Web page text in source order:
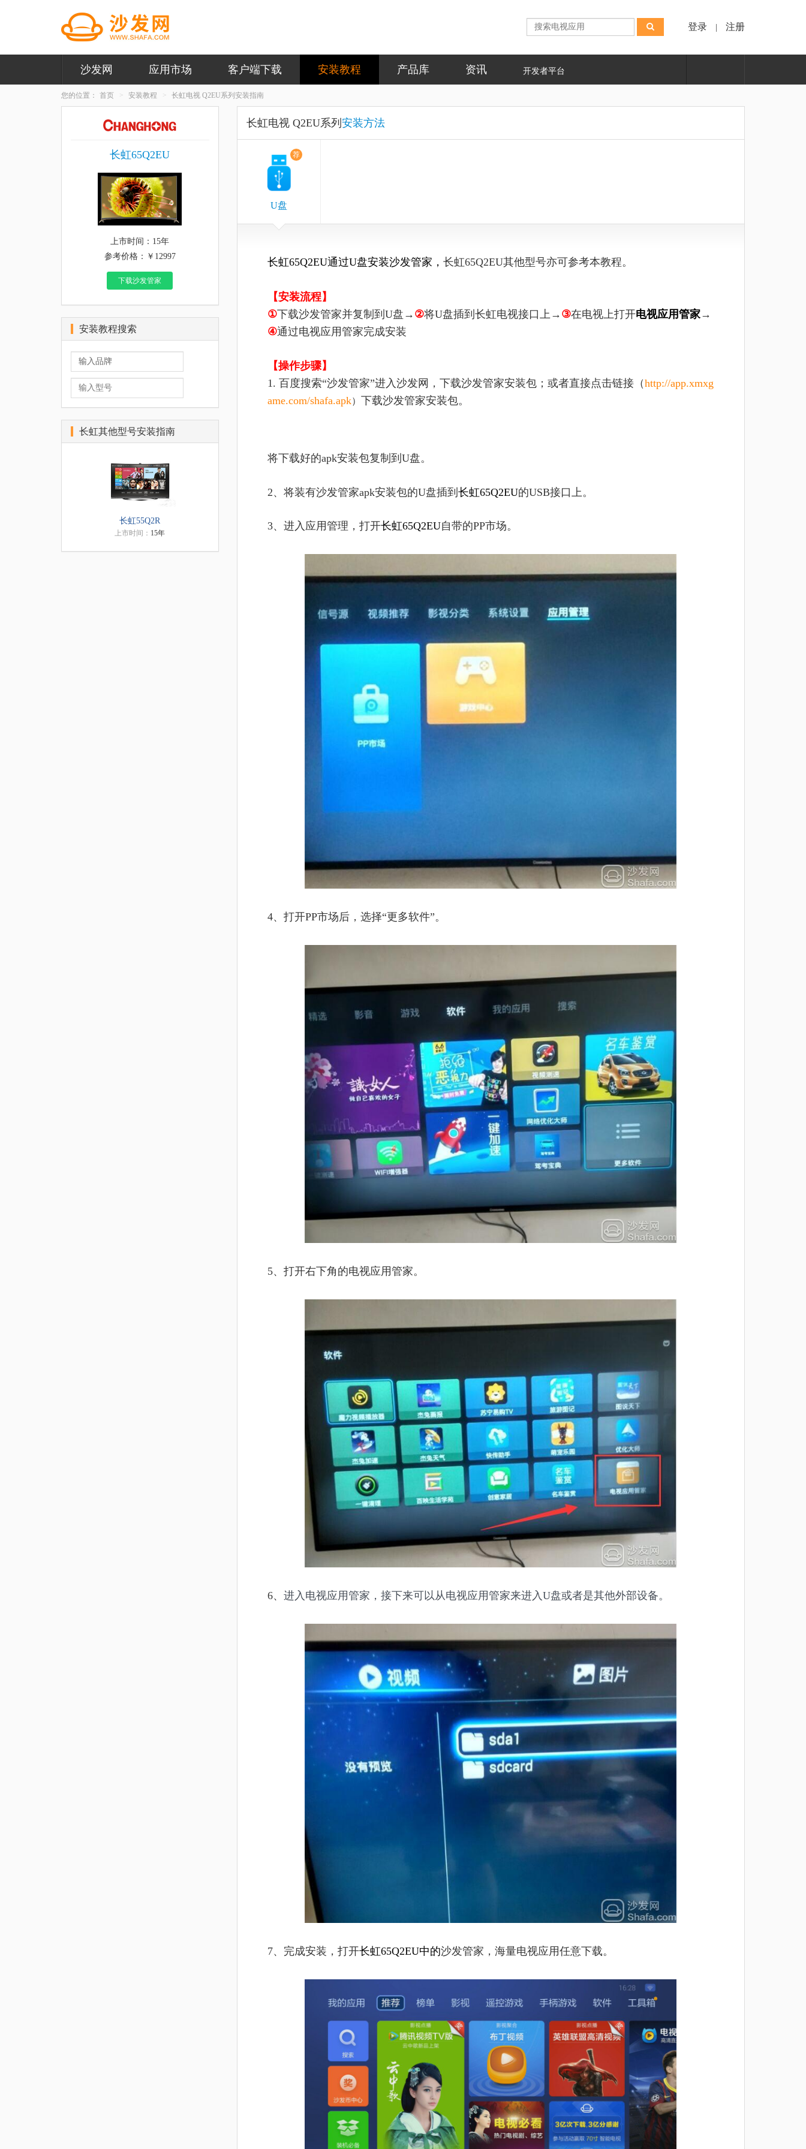
登录 注册
沙发网 应用市场 客户端下载 安装教程 产品库 资讯 开发者平台
您的位置： 首页 安装教程 长虹电视 Q2EU系列安装指南
长虹电视 Q2EU系列 安装方法
荐
U盘
长虹65Q2EU通过U盘安装沙发管家 ， 长虹65Q2EU其他型号亦可参考本教程。
【安装流程】
①下载沙发管家并复制到U盘→ ②将U盘插到长虹电视接口上→ ③在电视上打开电视应用管家→
④通过电视应用管家完成安装
【操作步骤】
1. 百度搜索“沙发管家”进入沙发网，下载沙发管家安装包；或者直接点击链接（http://app.xmxg
ame.com/shafa.apk） 下载沙发管家安装包。
将下载好的apk安装包复制到U盘。
2、将装有沙发管家apk安装包的U盘插到 长虹65Q2EU的USB接口上。
3、进入应用管理，打开长虹65Q2EU自带的PP市场。
4、打开PP市场后，选择“更多软件”。
5、打开右下角的电视应用管家。
6、 进入电视应用管家，接下来可以从电视应用管家来进入U盘或者是其他外部设备。
7、完成安装，打开长虹65Q2EU中的沙发管家，海量电视应用任意下载。
长虹65Q2EU
上市时间：15年
参考价格：￥12997
下载沙发管家
安装教程搜索
长虹其他型号安装指南
长虹55Q2R
上市时间： 15年